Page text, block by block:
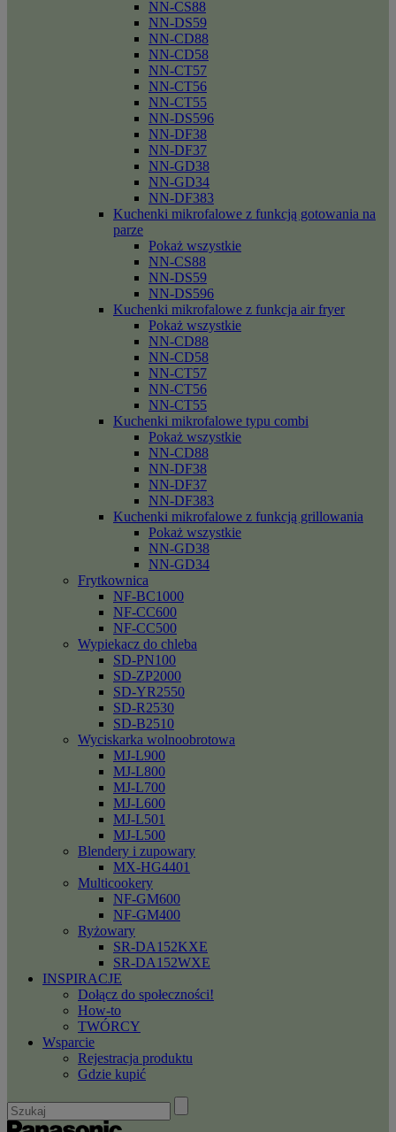
NN-CS88
NN-DS59
NN-CD88
NN-CD58
NN-CT57
NN-CT56
NN-CT55
NN-DS596
NN-DF38
NN-DF37
NN-GD38
NN-GD34
NN-DF383
Kuchenki mikrofalowe z funkcją gotowania na
parze
Pokaż wszystkie
NN-CS88
NN-DS59
NN-DS596
Kuchenki mikrofalowe z funkcja air fryer
Pokaż wszystkie
NN-CD88
NN-CD58
NN-CT57
NN-CT56
NN-CT55
Kuchenki mikrofalowe typu combi
Pokaż wszystkie
NN-CD88
NN-DF38
NN-DF37
NN-DF383
Kuchenki mikrofalowe z funkcją grillowania
Pokaż wszystkie
NN-GD38
NN-GD34
Frytkownica
NF-BC1000
NF-CC600
NF-CC500
Wypiekacz do chleba
SD-PN100
SD-ZP2000
SD-YR2550
SD-R2530
SD-B2510
Wyciskarka wolnoobrotowa
MJ-L900
MJ-L800
MJ-L700
MJ-L600
MJ-L501
MJ-L500
Blendery i zupowary
MX-HG4401
Multicookery
NF-GM600
NF-GM400
Ryżowary
SR-DA152KXE
SR-DA152WXE
INSPIRACJE
Dołącz do społeczności!
How-to
TWÓRCY
Wsparcie
Rejestracja produktu
Gdzie kupić